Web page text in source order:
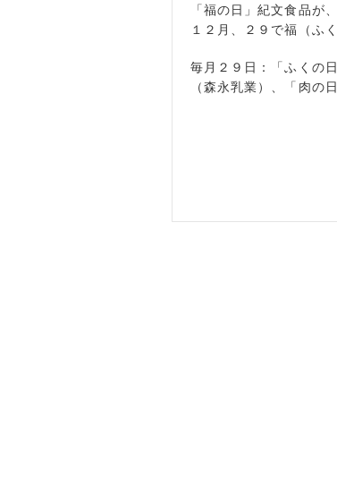
「福の日」紀文食品が
１２月、２９で福（ふ
毎月２９日：「ふくの
（森永乳業）、「肉の